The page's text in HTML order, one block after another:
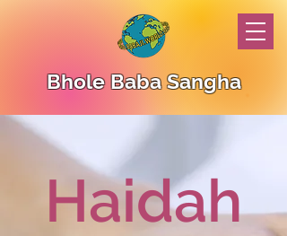
Bhole Baba Sangha
Haidah